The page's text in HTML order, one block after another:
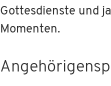
Gottesdienste und
Momenten.